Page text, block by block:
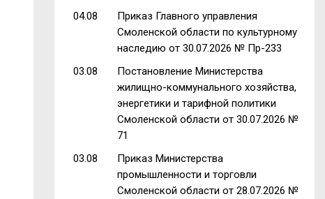
04.08
Приказ Главного управления
Смоленской области по культурному
наследию от 30.07.2026 № Пр-233
03.08
Постановление Министерства
жилищно-коммунального хозяйства,
энергетики и тарифной политики
Смоленской области от 30.07.2026 №
71
03.08
Приказ Министерства
промышленности и торговли
Смоленской области от 28.07.2026 №